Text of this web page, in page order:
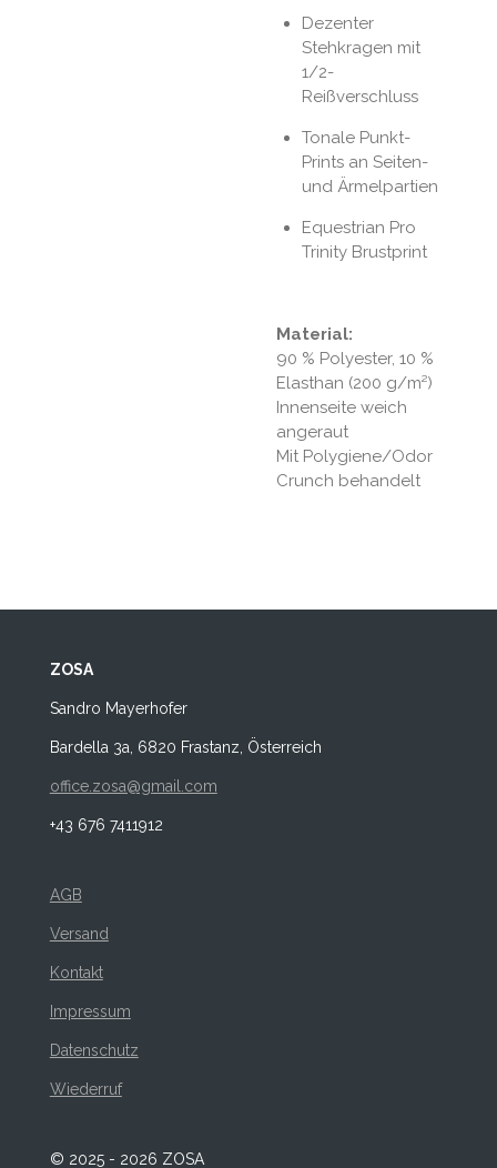
Dezenter
Stehkragen mit
1/2-
Reißverschluss
Tonale Punkt-
Prints an Seiten-
und Ärmelpartien
Equestrian Pro
Trinity Brustprint
Material:
90 % Polyester, 10 %
Elasthan (200 g/m²)
Innenseite weich
angeraut
Mit Polygiene/Odor
Crunch behandelt
ZOSA
Sandro Mayerhofer
Bardella 3a, 6820 Frastanz, Österreich
office.zosa@gmail.com
+43 676 7411912
AGB
Versand
Kontakt
Impressum
Datenschutz
Wiederruf
© 2025 - 2026 ZOSA